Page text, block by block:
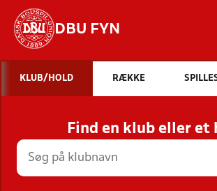
DBU FYN
Hvad
INDHOLD
STILLINGER, RESULTATER,
HOLD
KLUB/HOLD RÆKKE
Find en klub eller et